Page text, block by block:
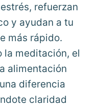
refuerzan
y ayudan a tu
más rápido.
la meditación, el
alimentación
diferencia
claridad